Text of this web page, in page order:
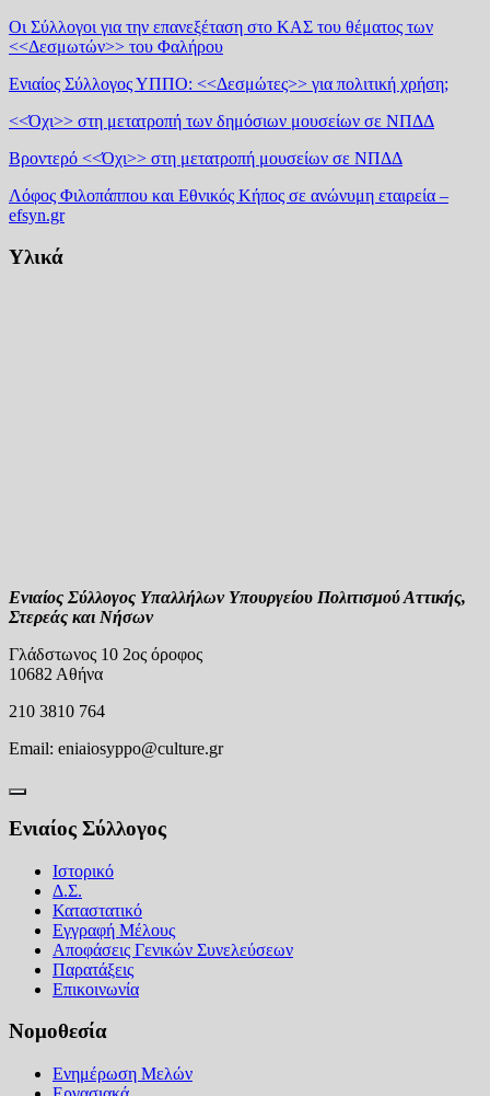
Οι Σύλλογοι για την επανεξέταση στο ΚΑΣ του θέματος των
<<Δεσμωτών>> του Φαλήρου
Ενιαίος Σύλλογος ΥΠΠΟ: <<Δεσμώτες>> για πολιτική χρήση;
<<Όχι>> στη μετατροπή των δημόσιων μουσείων σε ΝΠΔΔ
Βροντερό <<Όχι>> στη μετατροπή μουσείων σε ΝΠΔΔ
Λόφος Φιλοπάππου και Εθνικός Κήπος σε ανώνυμη εταιρεία –
efsyn.gr
Υλικά
Ενιαίος Σύλλογος Υπαλλήλων Υπουργείου Πολιτισμού Αττικής,
Στερεάς και Νήσων
Γλάδστωνος 10 2ος όροφος
10682 Αθήνα
210 3810 764
Email: eniaiosyppo@culture.gr
Ενιαίος Σύλλογος
Ιστορικό
Δ.Σ.
Καταστατικό
Εγγραφή Μέλους
Αποφάσεις Γενικών Συνελεύσεων
Παρατάξεις
Επικοινωνία
Νομοθεσία
Ενημέρωση Μελών